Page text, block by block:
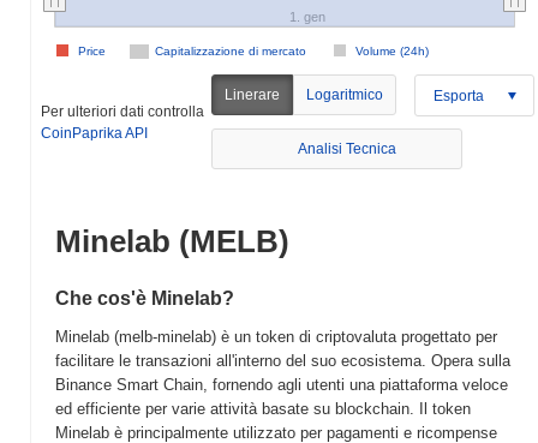
Capitalizzazione di mercato Volume (24h)
Price
1. gen
Per ulteriori dati controlla
CoinPaprika API
Linerare Logaritmico Esporta
Analisi Tecnica
Minelab (MELB)
Che cos'è Minelab?
Minelab (melb-minelab) è un token di criptovaluta progettato per
facilitare le transazioni all'interno del suo ecosistema. Opera sulla
Binance Smart Chain, fornendo agli utenti una piattaforma veloce
ed efficiente per varie attività basate su blockchain. Il token
Minelab è principalmente utilizzato per pagamenti e ricompense